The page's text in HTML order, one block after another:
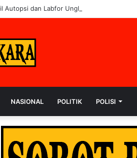
Autopsi dan Labfor Ungkap Penyebab
NASIONAL POLITIK POLISI